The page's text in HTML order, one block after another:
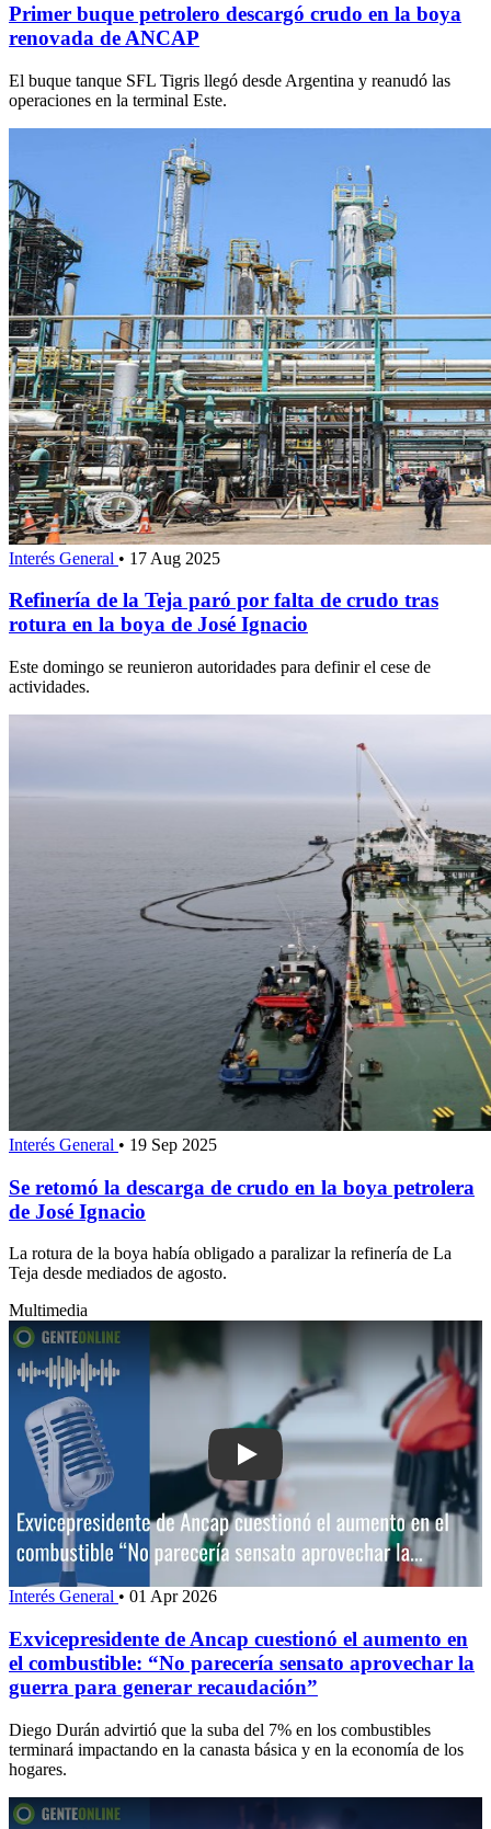
Primer buque petrolero descargó crudo en la boya
renovada de ANCAP
El buque tanque SFL Tigris llegó desde Argentina y reanudó las
operaciones en la terminal Este.
Interés General • 17 Aug 2025
Refinería de la Teja paró por falta de crudo tras
rotura en la boya de José Ignacio
Este domingo se reunieron autoridades para definir el cese de
actividades.
Interés General • 19 Sep 2025
Se retomó la descarga de crudo en la boya petrolera
de José Ignacio
La rotura de la boya había obligado a paralizar la refinería de La
Teja desde mediados de agosto.
Multimedia
Play: Exvicepresidente de Ancap
Interés General • 01 Apr 2026
Exvicepresidente de Ancap cuestionó el aumento en
el combustible: “No parecería sensato aprovechar la
guerra para generar recaudación”
Diego Durán advirtió que la suba del 7% en los combustibles
terminará impactando en la canasta básica y en la economía de los
hogares.